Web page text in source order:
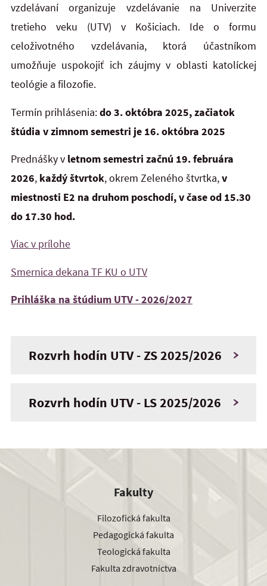
vzdelávaní organizuje vzdelávanie na Univerzite
tretieho veku (UTV) v Košiciach. Ide o formu
celoživotného vzdelávania, ktorá účastníkom
umožňuje uspokojiť ich záujmy v oblasti katolíckej
teológie a filozofie.
Termín prihlásenia:do 3. októbra 2025, začiatok
štúdia v zimnom semestri je 16. októbra 2025
Prednášky v letnom semestri začnú 19. februára
2026, každý štvrtok, okrem Zeleného štvrtka,v
miestnosti E2 na druhom poschodí, v čase od 15.30
do 17.30 hod.
Viac v prílohe
Smernica dekana TF KU o UTV
Prihláška na štúdium UTV - 2026/2027
Rozvrh hodín UTV - ZS 2025/2026
Rozvrh hodín UTV - LS 2025/2026
Fakulty
Filozofická fakulta
Pedagogická fakulta
Teologická fakulta
Fakulta zdravotníctva